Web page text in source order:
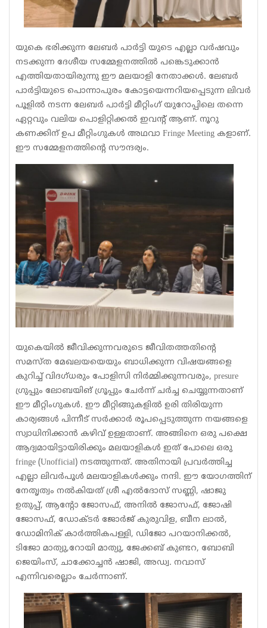
യുകെ ഭരിക്കുന്ന ലേബർ പാർട്ടി യുടെ എല്ലാ വർഷവും
നടക്കുന്ന ദേശീയ സമ്മേളനത്തിൽ പങ്കെടുക്കാൻ
എത്തിയതായിരുന്നു ഈ മലയാളി നേതാക്കൾ. ലേബർ
പാർട്ടിയുടെ പൊന്നാപുരം കോട്ടയെന്നറിയപ്പെടുന്ന ലിവർ
പൂളിൽ നടന്ന ലേബർ പാർട്ടി മീറ്റിംഗ് യുറോപ്പിലെ തന്നെ
ഏറ്റവും വലിയ പൊളിറ്റിക്കൽ ഇവന്റ് ആണ്. നൂറു
കണക്കിന് ഉപ മീറ്റിംഗുകൾ അഥവാ Fringe Meeting കളാണ്.
ഈ സമ്മേളനത്തിന്റെ സൗന്ദര്യം.
യുകെയിൽ ജീവിക്കുന്നവരുടെ ജീവിതത്തതിന്റെ
സമസ്ത മേഖലയയെയും ബാധിക്കുന്ന വിഷയങ്ങളെ
കുറിച്ച് വിദഗ്ധരും പോളിസി നിർമ്മിക്കുന്നവരും, presure
ഗ്രുപ്പും ലോബയിങ് ഗ്രൂപ്പും ചേർന്ന് ചർച്ച ചെയ്യുന്നതാണ്
ഈ മീറ്റിംഗുകൾ. ഈ മീറ്റിങ്ങുകളിൽ ഉരി തിരിയുന്ന
കാര്യങ്ങൾ പിന്നീട് സർക്കാർ രൂപപ്പെടുത്തുന്ന നയങ്ങളെ
സ്വാധിനിക്കാൻ കഴിവ് ഉള്ളതാണ്. അങ്ങിനെ ഒരു പക്ഷെ
ആദ്യമായിട്ടായിരിക്കും മലയാളികൾ ഇത് പോലെ ഒരു
fringe (Unofficial) നടത്തുന്നത്. അതിനായി പ്രവർത്തിച്ച
എല്ലാ ലിവർപൂൾ മലയാളികൾക്കും നന്ദി. ഈ യോഗത്തിന്
നേതൃത്വം നൽകിയത് ശ്രീ എൽദോസ് സണ്ണി, ഷാജു
ഉതുപ്പ്, ആന്റോ ജോസഫ്, അനിൽ ജോസഫ്, ജോഷി
ജോസഫ്, ഡോക്ടർ ജോർജ് കുരുവിള, ബീന ലാൽ,
ഡോമിനിക് കാർത്തികപള്ളി, ഡിജോ പറയാനിക്കൽ,
ടിജോ മാത്യു,റോയി മാത്യു, ജേക്കബ് കുണ്ടറ, ബോബി
ജെയിംസ്, ചാക്കോച്ചൻ ഷാജി, അഡ്വ. നവാസ്
എന്നിവരെല്ലാം ചേർന്നാണ്.